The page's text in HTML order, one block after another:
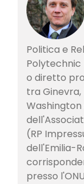
Politica e
Polytechnic
o diretto
tra Ginevra,
Washington
(RP
dell'Emilia-
presso